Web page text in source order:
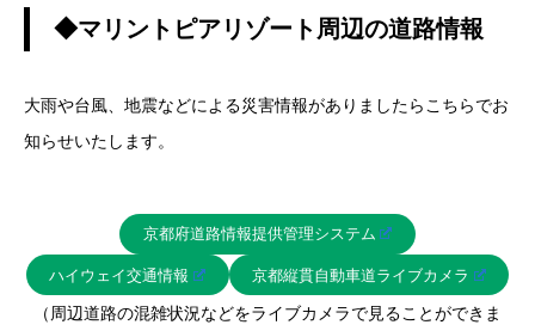
◆マリントピアリゾート周辺の道路情報
大雨や台風、地震などによる災害情報がありましたらこちらでお
知らせいたします。
京都府道路情報提供管理システム
ハイウェイ交通情報 京都縦貫自動車道ライブカメラ
（周辺道路の混雑状況などをライブカメラで見ることができま